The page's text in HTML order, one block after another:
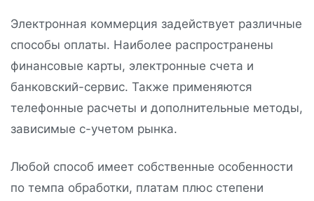
Электронная коммерция задействует различные
способы оплаты. Наиболее распространены
финансовые карты, электронные счета и
банковский-сервис. Также применяются
телефонные расчеты и дополнительные методы,
зависимые с-учетом рынка.
Любой способ имеет собственные особенности
по темпа обработки, платам плюс степени